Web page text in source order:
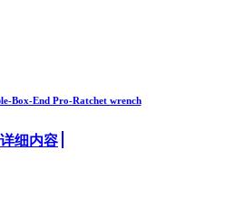
Box-End Pro-Ratchet wrench
详细内容